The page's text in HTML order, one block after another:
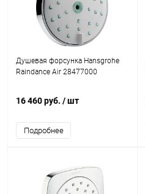
Душевая форсунка Hansgrohe
Raindance Air 28477000
16 460 руб. / шт
Подробнее